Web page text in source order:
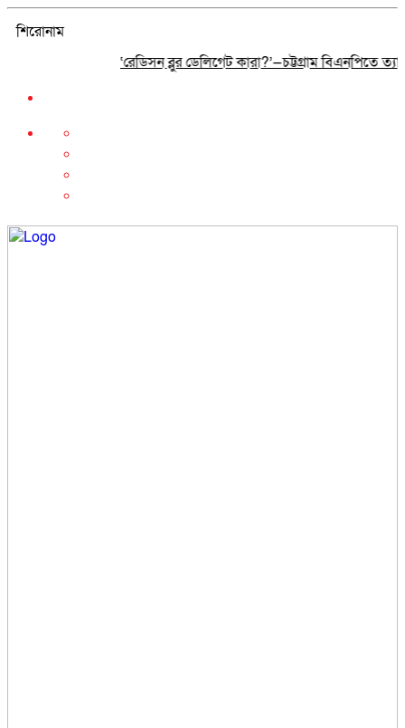
শিরোনাম
‘রেডিসন ব্লুর ডেলিগেট কারা?’—চট্টগ্রাম বিএনপিতে ত্যাগীদের